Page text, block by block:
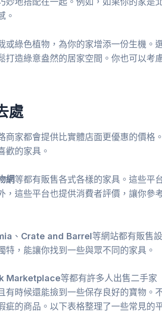
。
或綠色植物，為你的家增添一份生機。
打造綠意盎然的居家空間。你也可以考
處
商家都會提供比實體店面更優惠的價格。
歡的家具。
網等都有販售各式各樣的家具。這些平
，這些平台也提供消費者評價，讓你參
、 Crate and Barrel等網站都有販售設
，能讓你找到一些與眾不同的家具。
Marketplace等都有許多人出售二手家
有時候還能撿到一些保存良好的寶物。
疵的商品。以下表格整理了一些常見的